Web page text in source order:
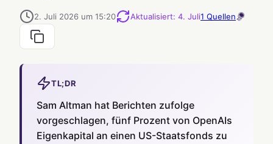
2. Juli 2026 um 15:20 Aktualisiert: 4. Juli1 Quellen
TL;DR
Sam Altman hat Berichten zufolge
vorgeschlagen, fünf Prozent von OpenAIs
Eigenkapital an einen US-Staatsfonds zu